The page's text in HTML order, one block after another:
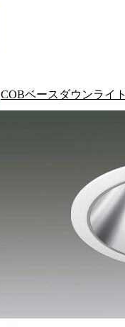
COBベースダウンライト